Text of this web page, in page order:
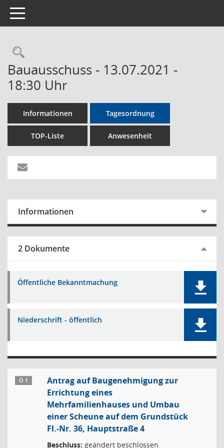
Toggle navigation
Rechercheauswahl
Bauausschuss - 13.07.2021 -
18:30 Uhr
Informationen Tagesordnung
TOP-Liste Anwesenheit
Informationen
2 Dokumente
Öffentliche Bekanntmachung
Niederschrift - öffentlich
Ö 1
Antrag auf Baugenehmigung zur
Errichtung eines
Mehrfamilienhauses und Umbau
einer Scheune auf dem Grundstück
Fl.-Nr. 36, Hauptstraße 4
Beschluss: geändert beschlossen